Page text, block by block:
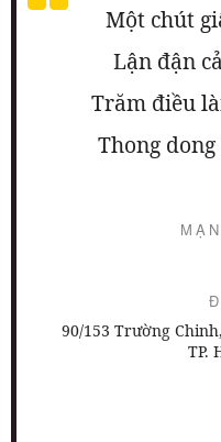
Một chút
Lận đận
Trăm điều
Thong
90/153 Trường
TP.